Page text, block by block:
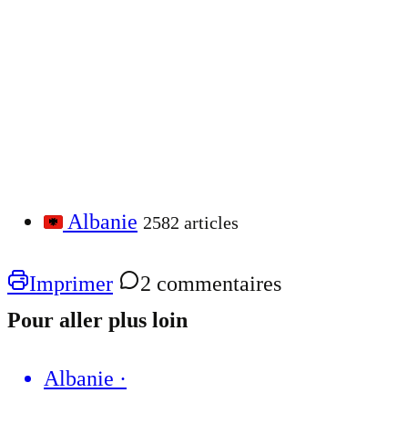
Albanie 2582 articles
Imprimer
2 commentaires
Pour aller plus loin
Albanie ·